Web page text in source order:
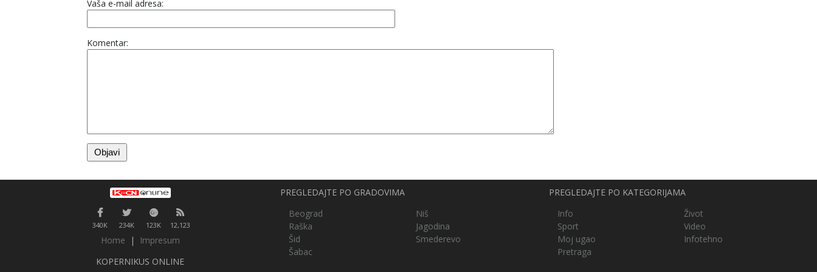
Vaša e-mail adresa:
Komentar:
340K 234K 123K 12,123
Home |
Impresum
KOPERNIKUS ONLINE
PREGLEDAJTE PO GRADOVIMA
Beograd
Niš
Raška
Jagodina
Šid
Smederevo
Šabac
PREGLEDAJTE PO KATEGORIJAMA
Info
Život
Sport
Video
Moj ugao
Infotehno
Pretraga